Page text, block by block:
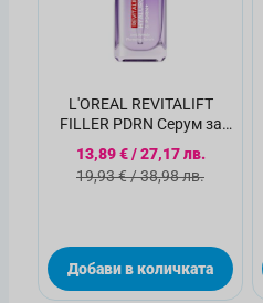
L'OREAL REVITALIFT
FILLER PDRN Серум за
лице, 30мл.
Специална цена
13,89 €/27,17 лв.
Стандартна цена
19,93 €/38,98 лв.
Добави в количката